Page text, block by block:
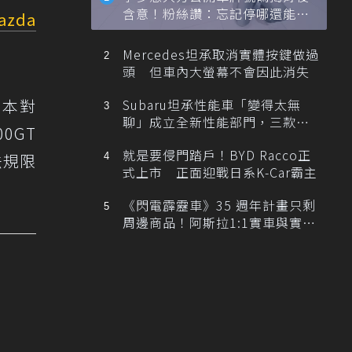
對
限
含意！粉絲讚：忘記停哪還能幫
忙找車
Mercedes坦承取消實體按鍵做過
頭 但車內大螢幕不會因此消失
Subaru坦承性能車「變得太無
聊」成立全新性能部門，三款手
就是要侵門踏戶！BYD Racco正
式上市 正面迎戰日系K-Car霸主
《閃電霹靂車》35 週年計畫只剩
周邊商品！阿斯拉1:1實車與實體